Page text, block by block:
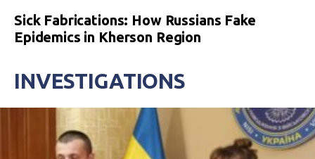
Sick Fabrications: How Russians Fake
Epidemics in Kherson Region
INVESTIGATIONS